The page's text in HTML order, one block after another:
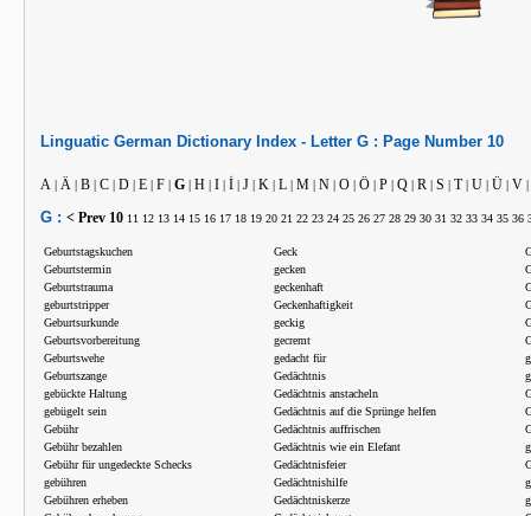
Linguatic German Dictionary Index - Letter G : Page Number 10
A | Ä | B | C | D | E | F | G | H | I | İ | J | K | L | M | N | O | Ö | P | Q | R | S | T| U | Ü | V |
G : < Prev 10 11 12 13 14 15 16 17 18 19 20 21 22 23 24 25 26 27 28 29 30 31 32 33 34 35 36
Geburtstagskuchen
Geburtstermin
Geburtstrauma
geburtstripper
Geburtsurkunde
Geburtsvorbereitung
Geburtswehe
Geburtszange
gebückte Haltung
gebügelt sein
Gebühr
Gebühr bezahlen
Gebühr für ungedeckte Schecks
gebühren
Gebühren erheben
Geck
gecken
geckenhaft
Geckenhaftigkeit
geckig
gecremt
gedacht für
Gedächtnis
Gedächtnis anstacheln
Gedächtnis auf die Sprünge helfen
Gedächtnis auffrischen
Gedächtnis wie ein Elefant
Gedächtnisfeier
Gedächtnishilfe
Gedächtniskerze